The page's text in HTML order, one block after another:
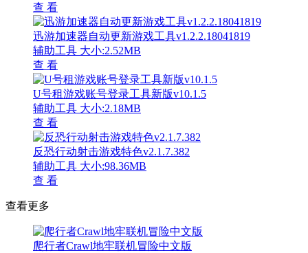
查 看
迅游加速器自动更新游戏工具v1.2.2.18041819
辅助工具 大小:2.52MB
查 看
U号租游戏账号登录工具新版v10.1.5
辅助工具 大小:2.18MB
查 看
反恐行动射击游戏特色v2.1.7.382
辅助工具 大小:98.36MB
查 看
查看更多
爬行者Crawl地牢联机冒险中文版